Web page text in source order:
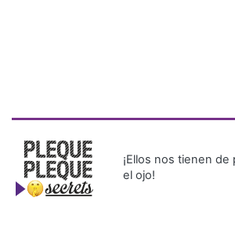
¡Ellos nos tienen
el ojo!